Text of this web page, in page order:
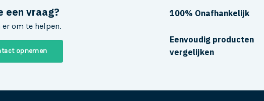
een vraag?
om te helpen.
opnemen
100% Onafhankelijk
Eenvoudig producten
vergelijken